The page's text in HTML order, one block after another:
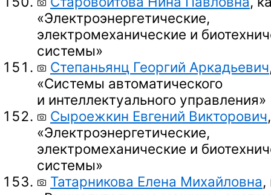
«Электроэнергетические,
электромеханические и
системы»
Степаньянц Георгий Аркадьевич
«Системы автоматического
и интеллектуального управления»
Сыроежкин Евгений Викторович
«Электроэнергетические,
электромеханические и
системы»
Татарникова Елена Михайловна,